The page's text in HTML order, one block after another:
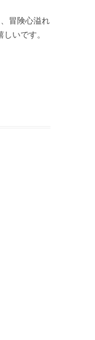
冒険心溢れ
いです。